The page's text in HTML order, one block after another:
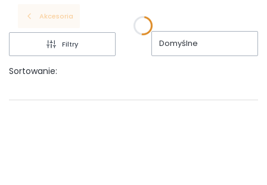
Akcesoria
Filtry
Sortowanie:
Domyślne